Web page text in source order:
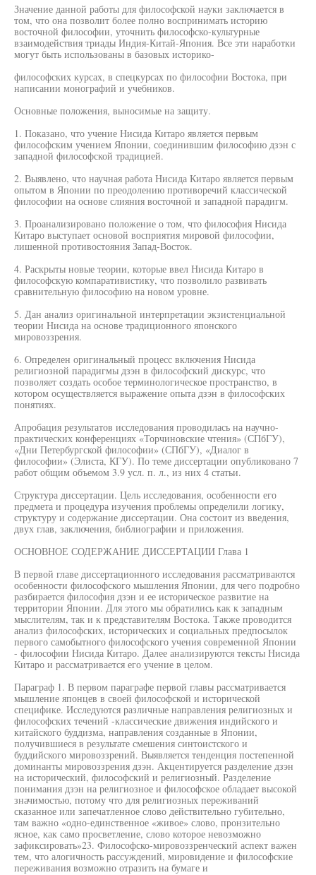
Значение данной работы для философской науки заключается в
том, что она позволит более полно воспринимать историю
восточной философии, уточнить философско-культурные
взаимодействия триады Индия-Китай-Япония. Все эти наработки
могут быть использованы в базовых историко-
философских курсах, в спецкурсах по философии Востока, при
написании монографий и учебников.
Основные положения, выносимые на защиту.
1. Показано, что учение Нисида Китаро является первым
философским учением Японии, соединившим философию дзэн с
западной философской традицией.
2. Выявлено, что научная работа Нисида Китаро является первым
опытом в Японии по преодолению противоречий классической
философии на основе слияния восточной и западной парадигм.
3. Проанализировано положение о том, что философия Нисида
Китаро выступает основой восприятия мировой философии,
лишенной противостояния Запад-Восток.
4. Раскрыты новые теории, которые ввел Нисида Китаро в
философскую компаративистику, что позволило развивать
сравнительную философию на новом уровне.
5. Дан анализ оригинальной интерпретации экзистенциальной
теории Нисида на основе традиционного японского
мировоззрения.
6. Определен оригинальный процесс включения Нисида
религиозной парадигмы дзэн в философский дискурс, что
позволяет создать особое терминологическое пространство, в
котором осуществляется выражение опыта дзэн в философских
понятиях.
Апробация результатов исследования проводилась на научно-
практических конференциях «Торчиновские чтения» (СПбГУ),
«Дни Петербургской философии» (СПбГУ), «Диалог в
философии» (Элиста, КГУ). По теме диссертации опубликовано 7
работ общим объемом 3.9 усл. п. л., из них 4 статьи.
Структура диссертации. Цель исследования, особенности его
предмета и процедура изучения проблемы определили логику,
структуру и содержание диссертации. Она состоит из введения,
двух глав, заключения, библиографии и приложения.
ОСНОВНОЕ СОДЕРЖАНИЕ ДИССЕРТАЦИИ Глава 1
В первой главе диссертационного исследования рассматриваются
особенности философского мышления Японии, для чего подробно
разбирается философия дзэн и ее историческое развитие на
территории Японии. Для этого мы обратились как к западным
мыслителям, так и к представителям Востока. Также проводится
анализ философских, исторических и социальных предпосылок
первого самобытного философского учения современной Японии
- философии Нисида Китаро. Далее анализируются тексты Нисида
Китаро и рассматривается его учение в целом.
Параграф 1. В первом параграфе первой главы рассматривается
мышление японцев в своей философской и исторической
специфике. Исследуются различные направления религиозных и
философских течений -классические движения индийского и
китайского буддизма, направления созданные в Японии,
получившиеся в результате смешения синтоистского и
буддийского мировоззрений. Выявляется тенденция постепенной
доминанты мировоззрения дзэн. Акцентируется разделение дзэн
на исторический, философский и религиозный. Разделение
понимания дзэн на религиозное и философское обладает высокой
значимостью, потому что для религиозных переживаний
сказанное или запечатленное слово действительно губительно,
там важно «одно-единственное «живое» слово, пронзительно
ясное, как само просветление, слово которое невозможно
зафиксировать»23. Философско-мировоззренческий аспект важен
тем, что алогичность рассуждений, мировидение и философские
переживания возможно отразить на бумаге и